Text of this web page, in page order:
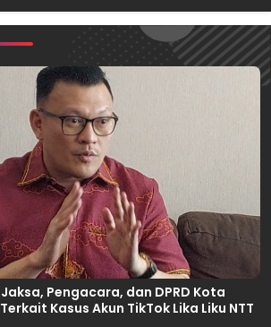
Pengacara, dan DPRD Kota
Kasus Akun TikTok Lika Liku NTT